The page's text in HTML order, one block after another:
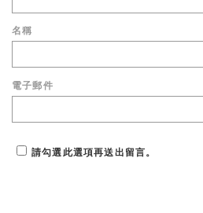
名稱
電子郵件
請勾選此選項再送出留言。